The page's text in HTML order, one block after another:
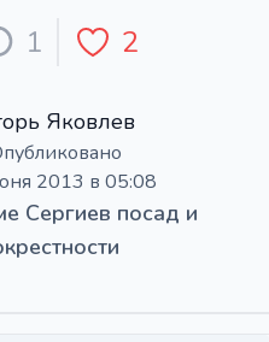
1 2
Яковлев
2013 в 05:08
Сергиев посад и